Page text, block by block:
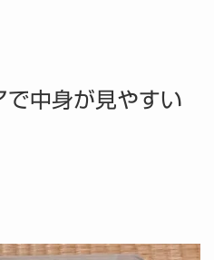
で中身が見やすい